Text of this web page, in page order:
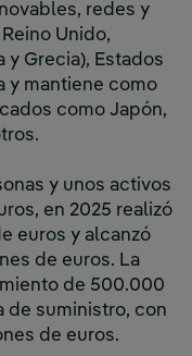
redes y
Unido,
y Grecia), Estados
y mantiene como
como Japón,
y unos activos
en 2025 realizó
euros y alcanzó
de euros. La
de 500.000
de suministro, con
de euros.